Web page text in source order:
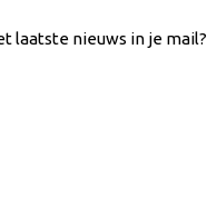
laatste nieuws in je mail?